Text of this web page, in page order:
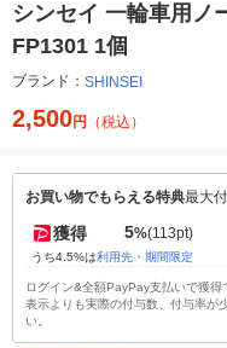
シンセイ 一輪車用ノ
FP1301 1個
ブランド： SHINSEI
2,500円 （税込）
お買い物でもらえる特典最大
獲得 5%(113pt)
うち4.5%は利用先・期間限定
ログイン&全額PayPay支払いで獲得
表示よりも実際の付与数、付与率が
い。